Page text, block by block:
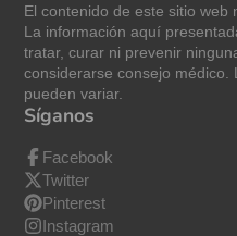
El contenido de este sitio web
La información aquí
tratar, curar ni prevenir
considerarse consejo médico.
pueden variar.
Síganos
Facebook
Twitter
Pinterest
Instagram